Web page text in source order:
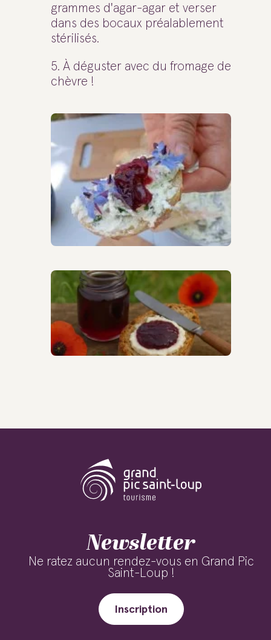
grammes d'agar-agar et verser
dans des bocaux préalablement
stérilisés.
5. À déguster avec du fromage de
chèvre !
Newsletter
Ne ratez aucun rendez-vous en Grand Pic
Saint-Loup !
Inscription